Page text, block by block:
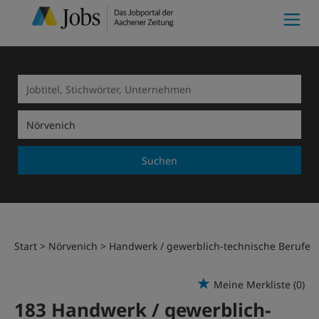
Suchen
Start Nörvenich Handwerk / gewerblich-technische Berufe
Meine Merkliste (0)
183 Handwerk / gewerblich-